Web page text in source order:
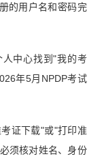
的用户名和密码完
中心找到"我的考
年5月NPDP考试
证下载"或"打印准
须核对姓名、身份